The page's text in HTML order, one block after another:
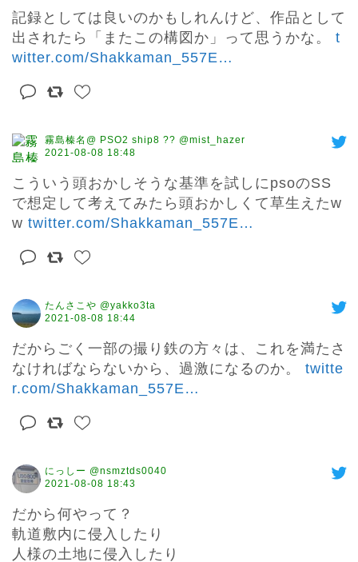
記録としては良いのかもしれんけど、作品として
出されたら「またこの構図か」って思うかな。 t
witter.com/Shakkaman_557E …
霧島榛名@ PSO2 ship8 ?? @mist_hazer
2021-08-08 18:48
こういう頭おかしそうな基準を試しにpsoのSS
で想定して考えてみたら頭おかしくて草生えたw
w twitter.com/Shakkaman_557E …
たんさこや @yakko3ta
2021-08-08 18:44
だからごく一部の撮り鉄の方々は、これを満たさ
なければならないから、過激になるのか。 twitte
r.com/Shakkaman_557E …
にっしー @nsmztds0040
2021-08-08 18:43
だから何やって？
軌道敷内に侵入したり
人様の土地に侵入したり